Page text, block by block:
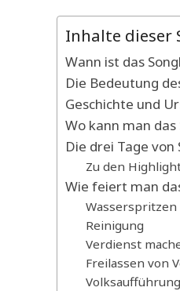
Inhalte dieser
Wann ist das
Die Bedeutung
Geschichte und
Wo kann man
Die drei Tage
Zu den
Wie feiert man
Wasserspritzen
Reinigung
Verdienst
Freilassen von